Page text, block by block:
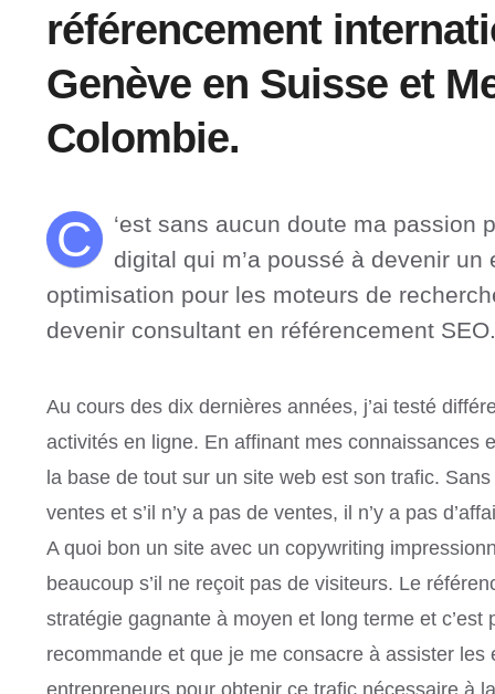
référencement
Genève en Suisse et
Colombie.
C
‘est sans aucun doute ma passion
digital qui m’a poussé à devenir un
optimisation pour les moteurs de
devenir consultant en référencement SEO.
Au cours des dix dernières années, j’ai testé
activités en ligne. En affinant mes connaissances
la base de tout sur un site web est son trafic.
ventes et s’il n’y a pas de ventes, il n’y a pas
A quoi bon un site avec un copywriting
beaucoup s’il ne reçoit pas de visiteurs. Le
stratégie gagnante à moyen et long terme et c’est
recommande et que je me consacre à assister les
entrepreneurs pour obtenir ce trafic nécessaire à